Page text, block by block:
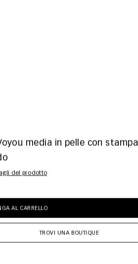
media in pelle con stampa
del prodotto
AL CARRELLO
TROVI UNA BOUTIQUE